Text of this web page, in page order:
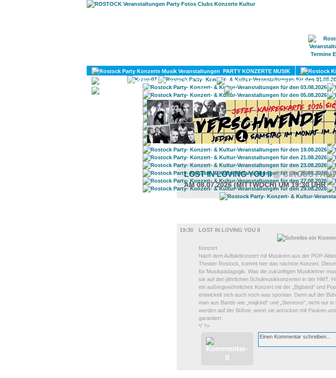
PARTY KONZERTE MUSIK
KULTUR
DIVERSES
LOST IN LOVING YOU II@ CIRCUS
AM 08.07.2026 (MITTWOCH) UM 19:30 UHR
19:30
LOST IN LOVING YOU II
Konzert
Nach dem Auftaktkonzert mit Musikern aus der POP-
Theater Rostock, kommt hier das nächste Konzert.
für Musikpädagogik. Was die zukünftigen Musiklehrer
sie auf den jährlichen Schulmusikkonzerten in der HMT.
ein außergewöhnliches Konzert mit der „Bigband“ und
entwickelt sich auch noch was spontan. Denn auf der
man aus Bands wie „majkind“ und „Stereono“, nicht nur
werden auf der Bühne, wenn sie anrücken mit Pauken
garantiert.
*/ ?>